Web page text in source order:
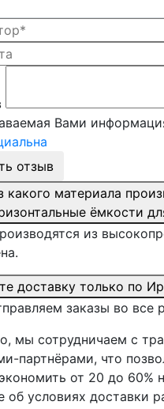
Вами
отзыв
какого материала
ёмкости
из
доставку только по
заказы во все
мы сотрудничаем с
партнёрами, что
от 20 до 60%
об условиях доставки